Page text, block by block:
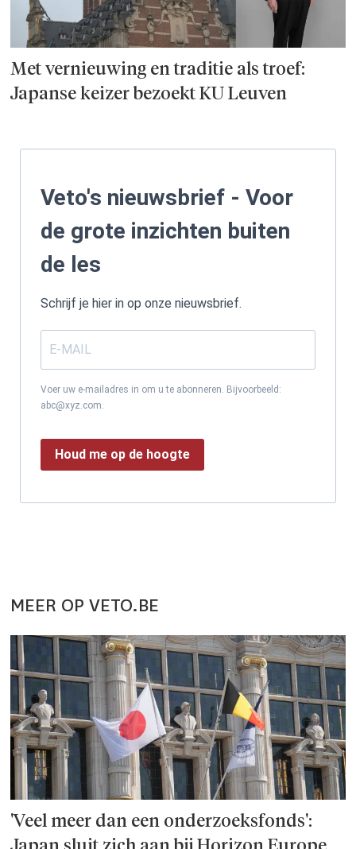
Met vernieuwing en traditie als troef:
Japanse keizer bezoekt KU Leuven
Veto's nieuwsbrief - Voor
de grote inzichten buiten
de les
Schrijf je hier in op onze nieuwsbrief.
Voer uw e-mailadres in om u te abonneren. Bijvoorbeeld:
abc@xyz.com.
Houd me op de hoogte
MEER OP VETO.BE
'Veel meer dan een onderzoeks­fonds':